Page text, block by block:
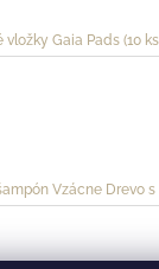
vložky Gaia Pads (10
Vzácne Drevo